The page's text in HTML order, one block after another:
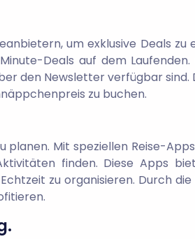
um exklusive Deals zu
Deals auf dem Laufenden.
den Newsletter verfügbar sind.
zu buchen.
planen. Mit speziellen Reise-
finden. Diese Apps
zu organisieren. Durch die